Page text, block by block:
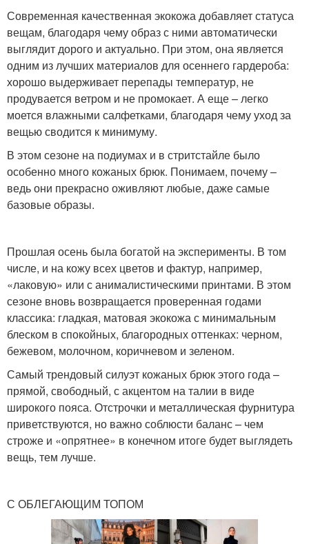
Современная качественная экокожа добавляет статуса
вещам, благодаря чему образ с ними автоматически
выглядит дорого и актуально. При этом, она является
одним из лучших материалов для осеннего гардероба:
хорошо выдерживает перепады температур, не
продувается ветром и не промокает. А еще – легко
моется влажными салфетками, благодаря чему уход за
вещью сводится к минимуму.
В этом сезоне на подиумах и в стритстайле было
особенно много кожаных брюк. Понимаем, почему –
ведь они прекрасно оживляют любые, даже самые
базовые образы.
Прошлая осень была богатой на эксперименты. В том
числе, и на кожу всех цветов и фактур, например,
«лаковую» или с анималистическими принтами. В этом
сезоне вновь возвращается проверенная годами
классика: гладкая, матовая экокожа с минимальным
блеском в спокойных, благородных оттенках: черном,
бежевом, молочном, коричневом и зеленом.
Самый трендовый силуэт кожаных брюк этого года –
прямой, свободный, с акцентом на талии в виде
широкого пояса. Отстрочки и металлическая фурнитура
приветствуются, но важно соблюсти баланс – чем
строже и «опрятнее» в конечном итоге будет выглядеть
вещь, тем лучше.
С ОБЛЕГАЮЩИМ ТОПОМ